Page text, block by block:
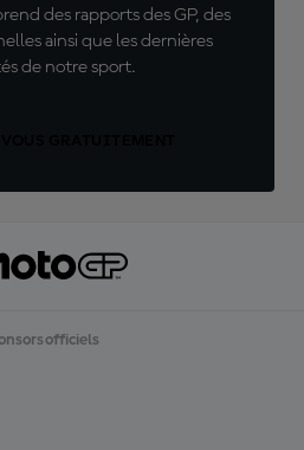
des rapports des GP, des
ainsi que les dernières
de notre sport.
officiels